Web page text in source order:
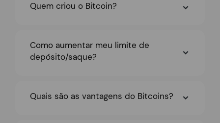
Quem criou o Bitcoin?
Como aumentar meu limite de
depósito/saque?
Quais são as vantagens do Bitcoins?